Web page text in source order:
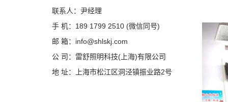
联系人：尹经理
手 机：189 1799 2510 (微信同号)
邮 箱：info@shlskj.com
公 司：雷舒照明科技(上海)有限公司
地 址：上海市松江区洞泾镇振业路2号